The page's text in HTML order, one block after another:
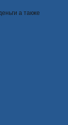
а также